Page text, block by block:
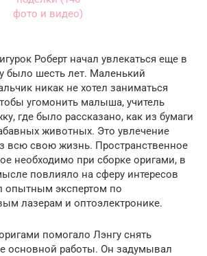
Роберт начал увлекаться еще в
было шесть лет. Маленький
никак не хотел заниматься
угомонить малыша, учитель
где было рассказано, как из бумаги
животных. Это увлечение
всю свою жизнь. Пространственное
необходимо при сборке оригами, в
повлияло на сферу интересов
опытным экспертом по
лазерам и оптоэлектронике.
помогало Лэнгу снять
основной работы. Он задумывал